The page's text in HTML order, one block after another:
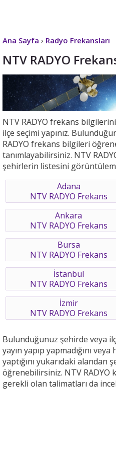
Ana Sayfa › Radyo Frekansları
NTV RADYO
NTV RADYO frekans
ilçe seçimi yapınız.
RADYO frekans bilgileri
tanımlayabilirsiniz. NTV
şehirlerin listesini
Adana
NTV RADYO Frekans
Ankara
NTV RADYO Frekans
Bursa
NTV RADYO Frekans
İstanbul
NTV RADYO Frekans
İzmir
NTV RADYO Frekans
Bulunduğunuz şehirde veya
yayın yapıp yapmadığını
yaptığını yukarıdaki alandan
öğrenebilirsiniz. NTV RADYO
gerekli olan talimatları da